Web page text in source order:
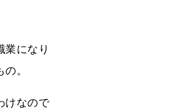
業になり
。
けなので